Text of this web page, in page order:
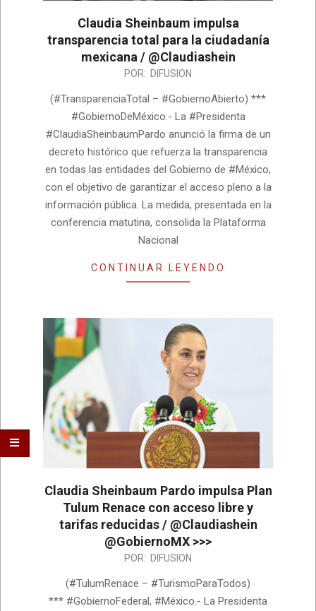
Claudia Sheinbaum impulsa
transparencia total para la ciudadanía
mexicana / @Claudiashein
08-
04
POR: DIFUSION
(#TransparenciaTotal – #GobiernoAbierto) ***
#GobiernoDeMéxico.- La #Presidenta
#ClaudiaSheinbaumPardo anunció la firma de un
decreto histórico que refuerza la transparencia
en todas las entidades del Gobierno de #México,
con el objetivo de garantizar el acceso pleno a la
información pública. La medida, presentada en la
conferencia matutina, consolida la Plataforma
Nacional
CONTINUAR LEYENDO
Claudia Sheinbaum Pardo impulsa Plan
Tulum Renace con acceso libre y
tarifas reducidas / @Claudiashein
@GobiernoMX >>>
POR: DIFUSION
(#TulumRenace – #TurismoParaTodos)
*** #GobiernoFederal, #México.- La Presidenta